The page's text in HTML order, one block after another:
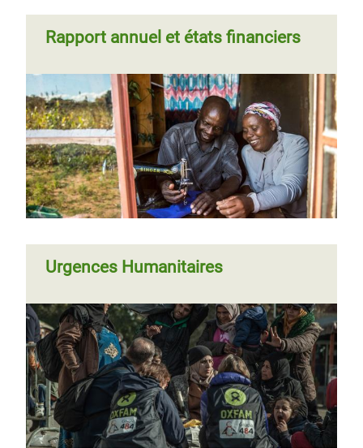
Rapport annuel et états financiers
Urgences Humanitaires